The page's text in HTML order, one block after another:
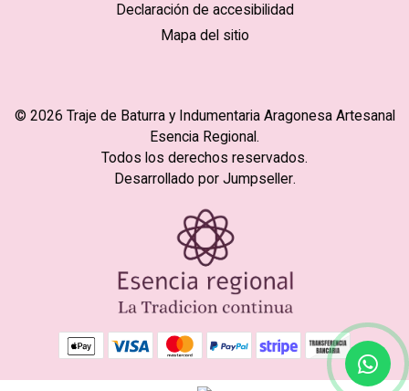
Declaración de accesibilidad
Mapa del sitio
© 2026 Traje de Baturra y Indumentaria Aragonesa Artesanal
Esencia Regional.
Todos los derechos reservados.
Desarrollado por Jumpseller.